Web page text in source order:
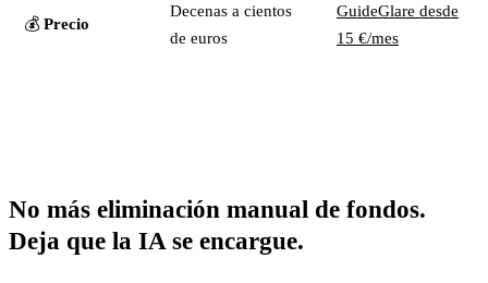
💰 Precio
Decenas a cientos
de euros
GuideGlare desde
15 €/mes
No más eliminación manual de fondos.
Deja que la IA se encargue.